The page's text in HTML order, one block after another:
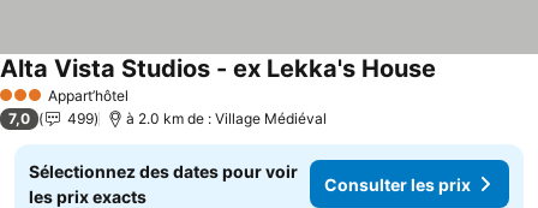
3 ÉtoilesAppart’hôtel
Alta Vista Studios - ex Lekka's House
7,0 499 à 2.0 km de : Village Médiéval
Sélectionnez des dates pour voir
les prix exacts
Consulter les prix